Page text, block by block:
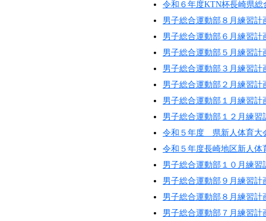
令和６年度KTN杯長崎県
男子総合運動部８月練習計
男子総合運動部６月練習計
男子総合運動部５月練習計
男子総合運動部３月練習計
男子総合運動部２月練習計
男子総合運動部１月練習計
男子総合運動部１２月練習
令和５年度 県新人体育大
令和５年度長崎地区新人
男子総合運動部１０月練習
男子総合運動部９月練習計
男子総合運動部８月練習計
男子総合運動部７月練習計